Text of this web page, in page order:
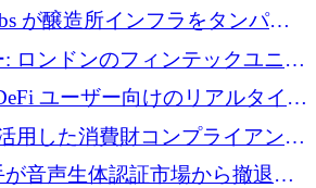
めに 500 万ドルを調達
が醸造所インフラをタンパク
するために 700 万ユーロを調達
ロンドンのフィンテックユニコ
、オリバー・プリル氏
ユーザー向けのリアルタイム
ス レイヤーを構築するために
ら 200 万ドルを調達
用した消費財コンプライアンス
ムのために 400 万ドルを調達
音声生体認証市場から撤退す